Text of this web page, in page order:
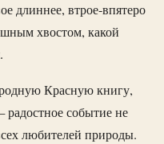
длиннее, втрое-впятеро
хвостом, какой
Красную книгу,
событие не
любителей природы.